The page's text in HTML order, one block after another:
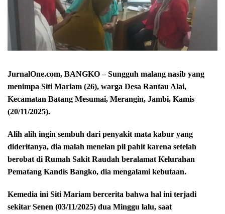
JurnalOne.com, BANGKO – Sungguh malang nasib yang
menimpa Siti Mariam (26), warga Desa Rantau Alai,
Kecamatan Batang Mesumai, Merangin, Jambi, Kamis
(20/11/2025).
Alih alih ingin sembuh dari penyakit mata kabur yang
dideritanya, dia malah menelan pil pahit karena setelah
berobat di Rumah Sakit Raudah beralamat Kelurahan
Pematang Kandis Bangko, dia mengalami kebutaan.
Kemedia ini Siti Mariam bercerita bahwa hal ini terjadi
sekitar Senen (03/11/2025) dua Minggu lalu, saat